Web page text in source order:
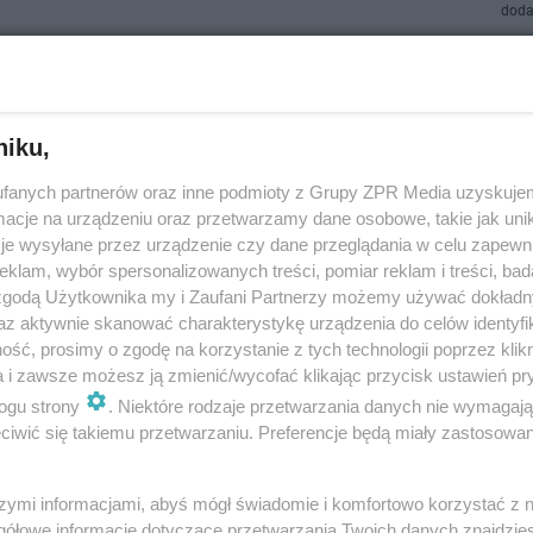
karnawałową sambę i cha-chę [VIDEO]
2013 to doskonała okazja do szaleństwa na parkiecie w rytmie
Lopez i Ricky'ego Martina rozpalą w nas ogień samby.
…
21.01.1981 urodził się Michel Telo!
partnerów oraz inne podmioty z Grupy ZPR Media
na urządzeniu oraz przetwarzamy dane osobowe, takie jak
wysyłane przez urządzenie czy dane przeglądania w celu
wybór spersonalizowanych treści, pomiar reklam i treści,
Użytkownika my i Zaufani Partnerzy możemy używać
aktywnie skanować charakterystykę urządzenia do celów
prosimy o zgodę na korzystanie z tych technologii poprzez
i zawsze możesz ją zmienić/wycofać klikając przycisk ustawień
strony
. Niektóre rodzaje przetwarzania danych nie
się takiemu przetwarzaniu. Preferencje będą miały
informacjami, abyś mógł świadomie i komfortowo korzystać z